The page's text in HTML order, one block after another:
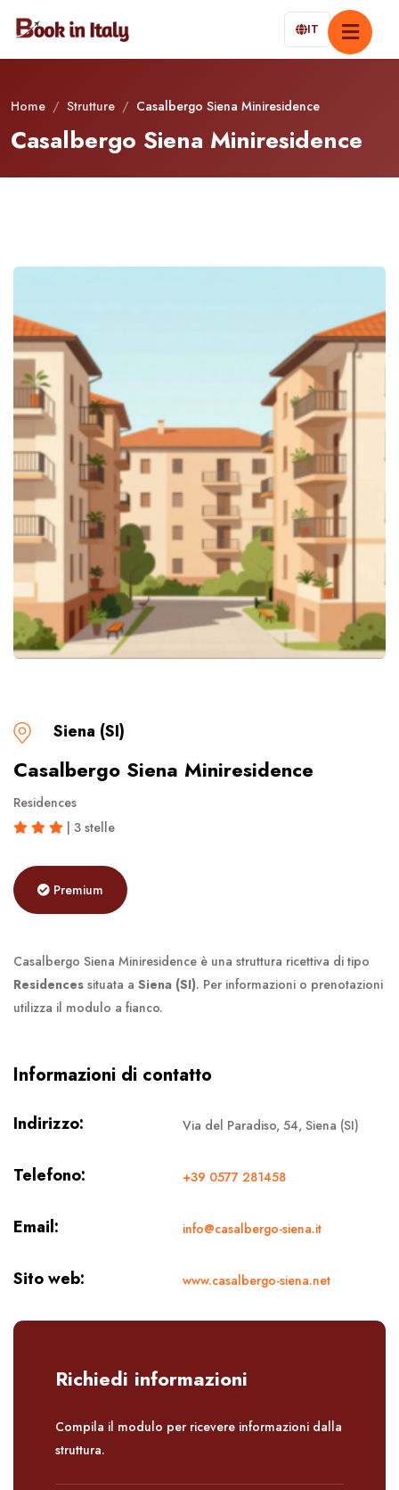
IT
Home / Strutture / Casalbergo Siena Miniresidence
Casalbergo Siena Miniresidence
Siena (SI)
Casalbergo Siena Miniresidence
Residences
| 3 stelle
Premium
Casalbergo Siena Miniresidence è una struttura ricettiva di tipo
Residences situata a Siena (SI). Per informazioni o prenotazioni
utilizza il modulo a fianco.
Informazioni di contatto
Indirizzo: Via del Paradiso, 54, Siena (SI)
Telefono: +39 0577 281458
Email: info@casalbergo-siena.it
Sito web: www.casalbergo-siena.net
Richiedi informazioni
Compila il modulo per ricevere informazioni dalla
struttura.